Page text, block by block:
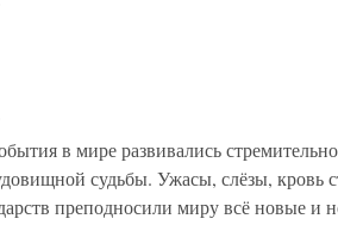
в мире развивались
судьбы. Ужасы, слёзы, кровь
преподносили миру всё новые и